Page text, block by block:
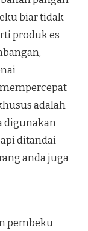
biar tidak
produk es
adalah
digunakan
ditandai
anda juga
pembeku